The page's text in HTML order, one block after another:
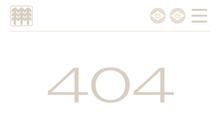
Escolha o idioma
English404